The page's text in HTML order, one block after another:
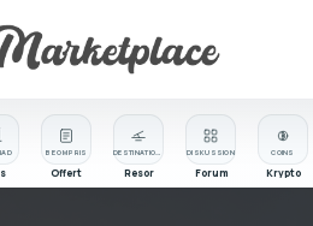
BE OM PRIS
Offert Resor
COINS
Krypto
DISKUSSION
Forum